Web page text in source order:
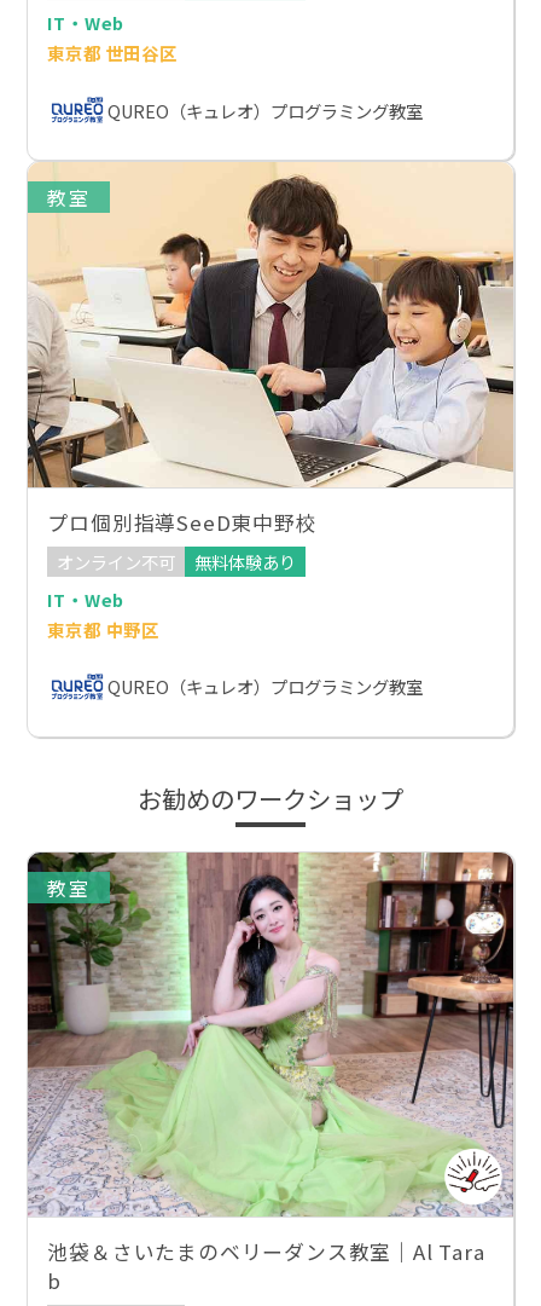
IT・Web
東京都 世田谷区
QUREO（キュレオ）プログラミング教室
教室
プロ個別指導SeeD東中野校
オンライン不可
無料体験あり
IT・Web
東京都 中野区
QUREO（キュレオ）プログラミング教室
お勧めのワークショップ
教室
池袋＆さいたまのベリーダンス教室｜Al Tara
b